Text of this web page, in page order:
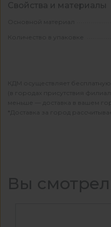
Свойства и материалы
Основной материал
Количество в упаковке
КДМ осуществляет бесплатную
(в городах присутствия
меньше — доставка в вашем
*Доставка за город
Вы